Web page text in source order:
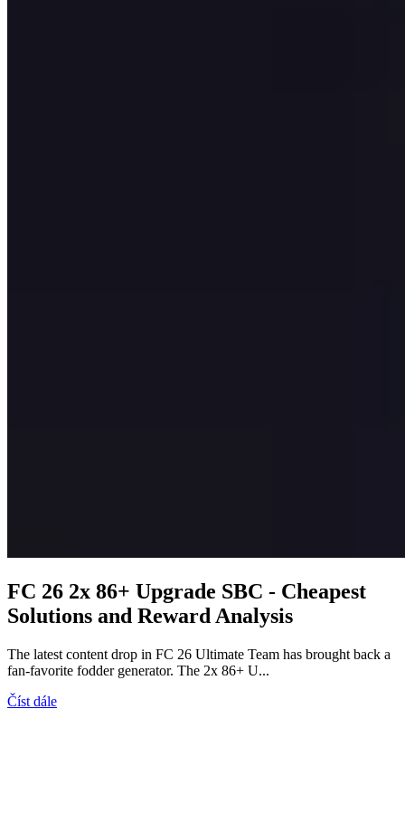
FC 26 2x 86+ Upgrade SBC - Cheapest
Solutions and Reward Analysis
The latest content drop in FC 26 Ultimate Team has brought back a
fan-favorite fodder generator. The 2x 86+ U...
Číst dále